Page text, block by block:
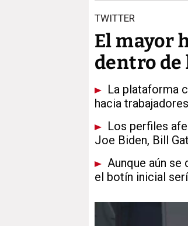
TWITTER
El mayor
dentro de
La plataforma
hacia
Los perfiles
Joe Biden, Bill
Aunque aún
el botín inicial